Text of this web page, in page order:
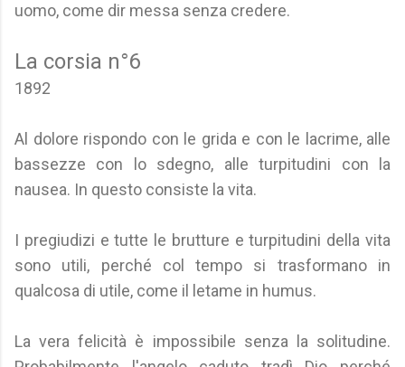
uomo, come dir messa senza credere.
La corsia n°6
1892
Al dolore rispondo con le grida e con le lacrime, alle
bassezze con lo sdegno, alle turpitudini con la
nausea. In questo consiste la vita.
I pregiudizi e tutte le brutture e turpitudini della vita
sono utili, perché col tempo si trasformano in
qualcosa di utile, come il letame in humus.
La vera felicità è impossibile senza la solitudine.